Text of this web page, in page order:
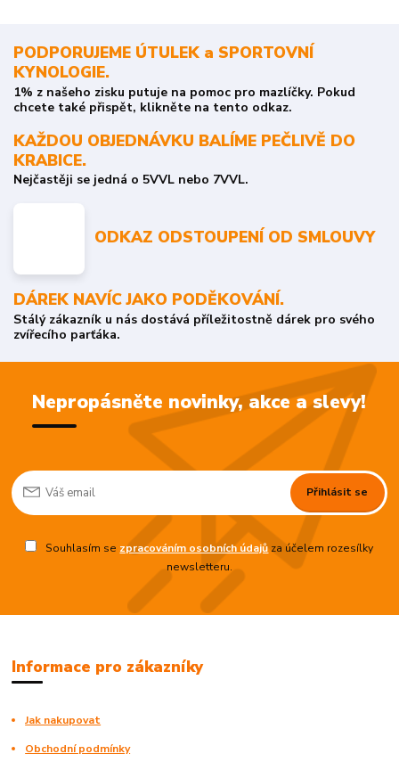
PODPORUJEME ÚTULEK a SPORTOVNÍ
KYNOLOGIE.
1% z našeho zisku putuje na pomoc pro mazlíčky. Pokud
chcete také přispět, klikněte na tento odkaz.
KAŽDOU OBJEDNÁVKU BALÍME PEČLIVĚ DO
KRABICE.
Nejčastěji se jedná o 5VVL nebo 7VVL.
ODKAZ ODSTOUPENÍ OD SMLOUVY
DÁREK NAVÍC JAKO PODĚKOVÁNÍ.
Stálý zákazník u nás dostává příležitostně dárek pro svého
zvířecího parťáka.
Nepropásněte novinky, akce a slevy!
Přihlásit se
Souhlasím se zpracováním osobních údajůza účelem rozesílky
newsletteru.
Informace pro zákazníky
Jak nakupovat
Obchodní podmínky